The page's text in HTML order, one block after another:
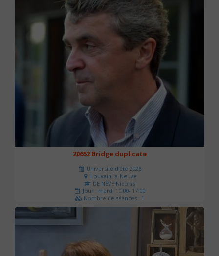
20652 Bridge duplicate
Université d'été 2026
Louvain-la-Neuve
DE NÈVE Nicolas
Jour : mardi 10:00- 17:00
Nombre de séances : 1
50 €